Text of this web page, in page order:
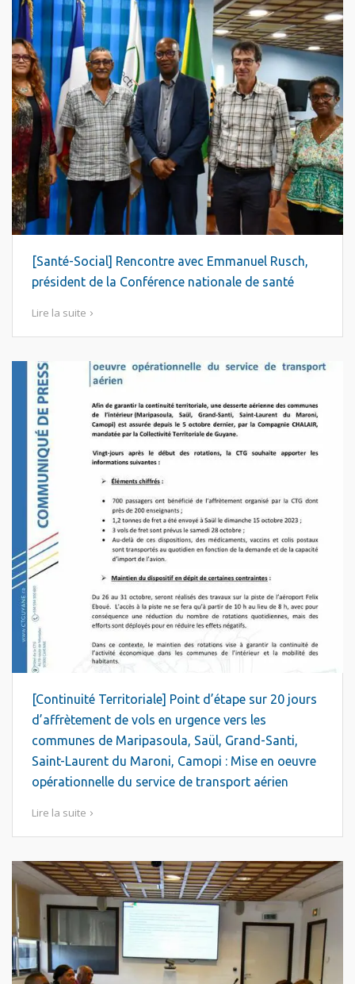
[Santé-Social] Rencontre avec Emmanuel Rusch,
président de la Conférence nationale de santé
Lire la suite
[Continuité Territoriale] Point d’étape sur 20 jours
d’affrètement de vols en urgence vers les
communes de Maripasoula, Saül, Grand-Santi,
Saint-Laurent du Maroni, Camopi : Mise en oeuvre
opérationnelle du service de transport aérien
Lire la suite